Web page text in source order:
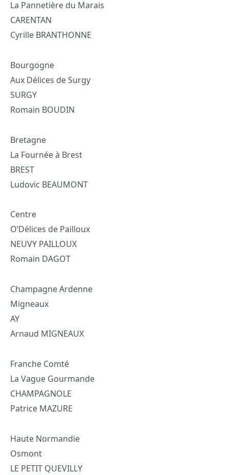
La Pannetière du Marais
CARENTAN
Cyrille BRANTHONNE
Bourgogne
Aux Délices de Surgy
SURGY
Romain BOUDIN
Bretagne
La Fournée à Brest
BREST
Ludovic BEAUMONT
Centre
O’Délices de Pailloux
NEUVY PAILLOUX
Romain DAGOT
Champagne Ardenne
Migneaux
AY
Arnaud MIGNEAUX
Franche Comté
La Vague Gourmande
CHAMPAGNOLE
Patrice MAZURE
Haute Normandie
Osmont
LE PETIT QUEVILLY